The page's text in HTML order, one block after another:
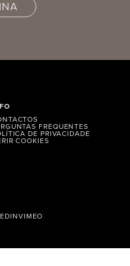
FREQUENTES
DE PRIVACIDADE
COOKIES
VIMEO